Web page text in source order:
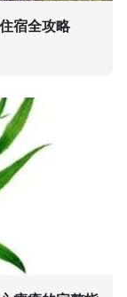
宿全攻略